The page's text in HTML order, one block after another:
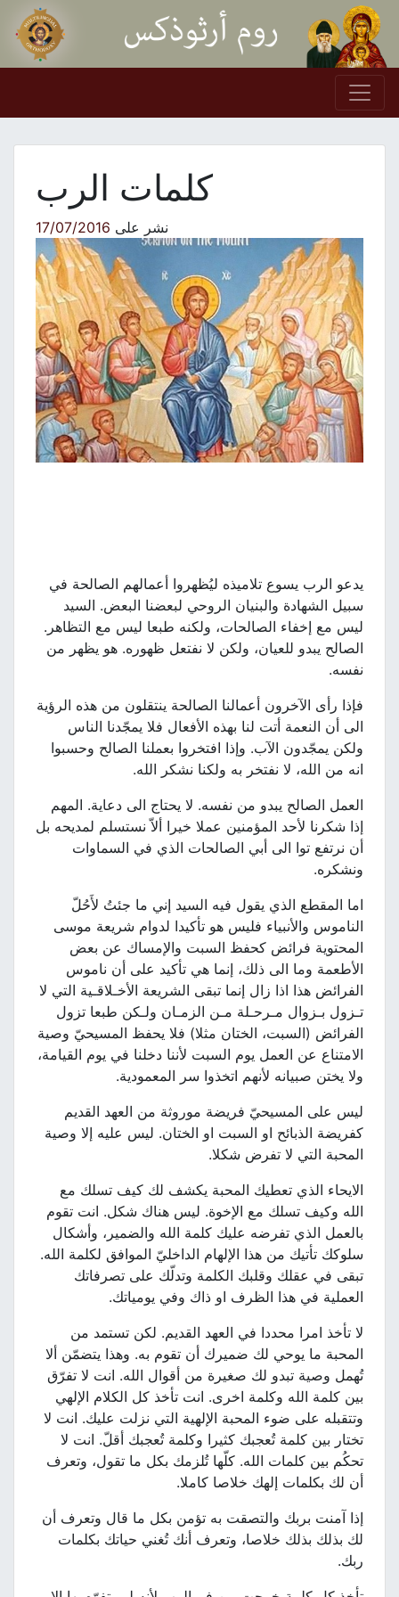
Skip to content
Main Navigation
كلمات الرب
نشر على17/07/2016
يدعو الرب يسوع تلاميذه ليُظهروا أعمالهم الصالحة في
سبيل الشهادة والبنيان الروحي لبعضنا البعض. السيد
ليس مع إخفاء الصالحات، ولكنه طبعا ليس مع التظاهر.
الصالح يبدو للعيان، ولكن لا نفتعل ظهوره. هو يظهر من
نفسه.
فإذا رأى الآخرون أعمالنا الصالحة ينتقلون من هذه الرؤية
الى أن النعمة أتت لنا بهذه الأفعال فلا يمجّدنا الناس
ولكن يمجّدون الآب. وإذا افتخروا بعملنا الصالح وحسبوا
انه من الله، لا نفتخر به ولكنا نشكر الله.
العمل الصالح يبدو من نفسه. لا يحتاج الى دعاية. المهم
إذا شكرنا لأحد المؤمنين عملا خيرا ألاّ نستسلم لمديحه بل
أن نرتفع توا الى أبي الصالحات الذي في السماوات
ونشكره.
اما المقطع الذي يقول فيه السيد إني ما جئتُ لأَحُلّ
الناموس والأنبياء فليس هو تأكيدا لدوام شريعة موسى
المحتوية فرائض كحفظ السبت والإمساك عن بعض
الأطعمة وما الى ذلك، إنما هي تأكيد على أن ناموس
الفرائض هذا اذا زال إنما تبقى الشريعة الأخـلاقـية التي لا
تـزول بـزوال مـرحـلة مـن الزمـان ولـكن طبعا تزول
الفرائض (السبت، الختان مثلا) فلا يحفظ المسيحيّ وصية
الامتناع عن العمل يوم السبت لأننا دخلنا في يوم القيامة،
ولا يختن صبيانه لأنهم اتخذوا سر المعمودية.
ليس على المسيحيّ فريضة موروثة من العهد القديم
كفريضة الذبائح او السبت او الختان. ليس عليه إلا وصية
المحبة التي لا تفرض شكلا.
الايحاء الذي تعطيك المحبة يكشف لك كيف تسلك مع
الله وكيف تسلك مع الإخوة. ليس هناك شكل. انت تقوم
بالعمل الذي تفرضه عليك كلمة الله والضمير، وأشكال
سلوكك تأتيك من هذا الإلهام الداخليّ الموافق لكلمة الله.
تبقى في عقلك وقلبك الكلمة وتدلّك على تصرفاتك
العملية في هذا الظرف او ذاك وفي يومياتك.
لا تأخذ امرا محددا في العهد القديم. لكن تستمد من
المحبة ما يوحي لك ضميرك أن تقوم به. وهذا يتضمّن ألا
تُهمل وصية تبدو لك صغيرة من أقوال الله. انت لا تفرّق
بين كلمة الله وكلمة اخرى. انت تأخذ كل الكلام الإلهي
وتتقبله على ضوء المحبة الإلهية التي نزلت عليك. انت لا
تختار بين كلمة تُعجبك كثيرا وكلمة تُعجبك أقلّ. انت لا
تحكُم بين كلمات الله. كلّها تُلزمك بكل ما تقول، وتعرف
أن لك بكلمات إلهك خلاصا كاملا.
إذا آمنت بربك والتصقت به تؤمن بكل ما قال وتعرف أن
لك بذلك بذلك خلاصا، وتعرف أنك تُغني حياتك بكلمات
ربك.